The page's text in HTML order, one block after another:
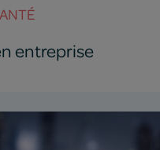
entreprise